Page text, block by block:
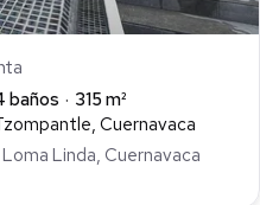
baños
315 m²
Cuernavaca
Linda, Cuernavaca